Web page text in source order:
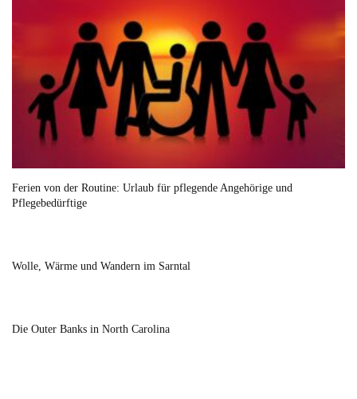
Ferien von der Routine: Urlaub für pflegende Angehörige und
Pflegebedürftige
Wolle, Wärme und Wandern im Sarntal
Die Outer Banks in North Carolina